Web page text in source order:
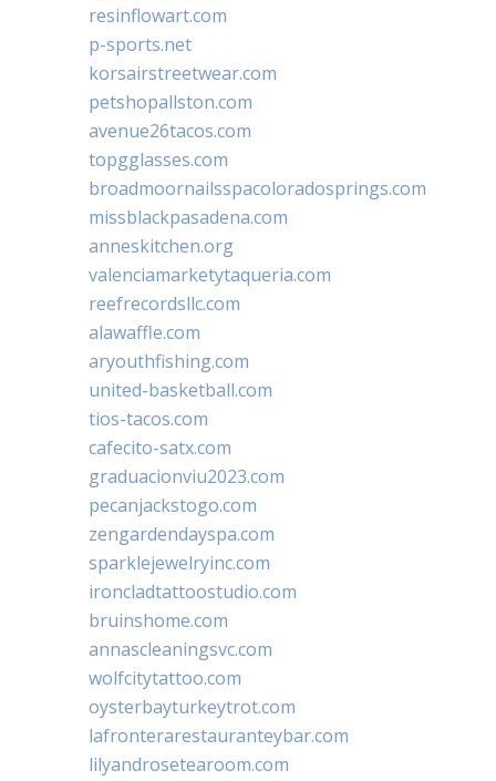
resinflowart.com
p-sports.net
korsairstreetwear.com
petshopallston.com
avenue26tacos.com
topgglasses.com
broadmoornailsspacoloradosprings.com
missblackpasadena.com
anneskitchen.org
valenciamarketytaqueria.com
reefrecordsllc.com
alawaffle.com
aryouthfishing.com
united-basketball.com
tios-tacos.com
cafecito-satx.com
graduacionviu2023.com
pecanjackstogo.com
zengardendayspa.com
sparklejewelryinc.com
ironcladtattoostudio.com
bruinshome.com
annascleaningsvc.com
wolfcitytattoo.com
oysterbayturkeytrot.com
lafronterarestauranteybar.com
lilyandrosetearoom.com